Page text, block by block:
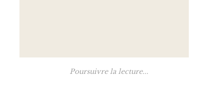
Poursuivre la lecture...